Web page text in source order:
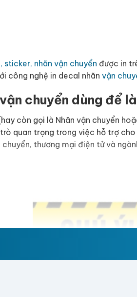
sticker, nhãn vận chuyển được in
công nghệ in decal nhãn vận
chuyển dùng để
còn gọi là Nhãn vận chuyển
quan trọng trong việc hỗ trợ
thương mại điện tử và